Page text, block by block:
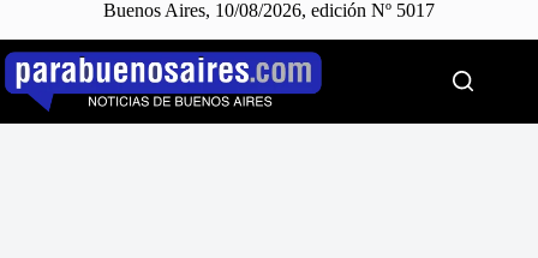
Buenos Aires, 10/08/2026, edición Nº 5017
Saltar
contenido